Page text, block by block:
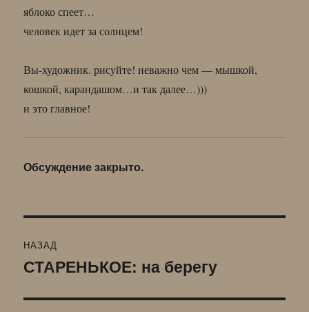
яблоко спеет…
человек идет за солнцем!
Вы-художник. рисуйте! неважно чем — мышкой,
кошкой, карандашом…и так далее…)))
и это главное!
Обсуждение закрыто.
по
НАЗАД
Предыдущая
СТАРЕНЬКОЕ: на берегу